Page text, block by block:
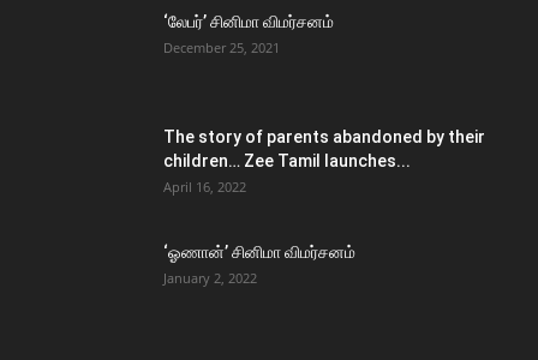
‘லேபர்’ சினிமா விமர்சனம்
December 25, 2021
The story of parents abandoned by their
children… Zee Tamil launches...
April 16, 2022
‘ஓணான்’ சினிமா விமர்சனம்
January 2, 2022